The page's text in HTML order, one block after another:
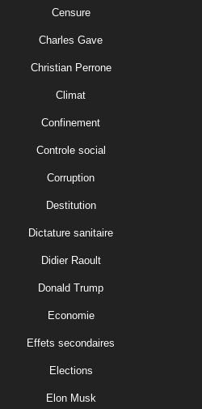
Censure
Charles Gave
Christian Perrone
Climat
Confinement
Controle social
Corruption
Destitution
Dictature sanitaire
Didier Raoult
Donald Trump
Economie
Effets secondaires
Elections
Elon Musk